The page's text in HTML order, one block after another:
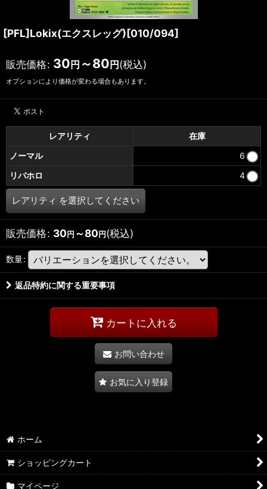
[PFL]Lokix(エクスレッグ)[010/094]
販売価格: 30 円 ～80 円 (税込)
オプションにより価格が変わる場合もあります。
レアリティ
在庫
ノーマル
6
リバホロ
4
レアリティ を選択してください
販売価格: 30円 ～80円(税込)
数量:
返品特約に関する重要事項
カートに入れる
お問い合わせ
お気に入り登録
ホーム
ショッピングカート
マイページ